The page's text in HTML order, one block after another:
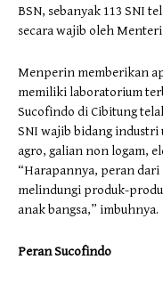
BSN, sebanyak 113 SNI
secara wajib oleh
Menperin memberikan
memiliki laboratorium
Sucofindo di Cibitung
SNI wajib bidang
agro, galian non logam,
“Harapannya, peran
melindungi produk-
anak bangsa,” imbuhnya.
Peran Sucofindo